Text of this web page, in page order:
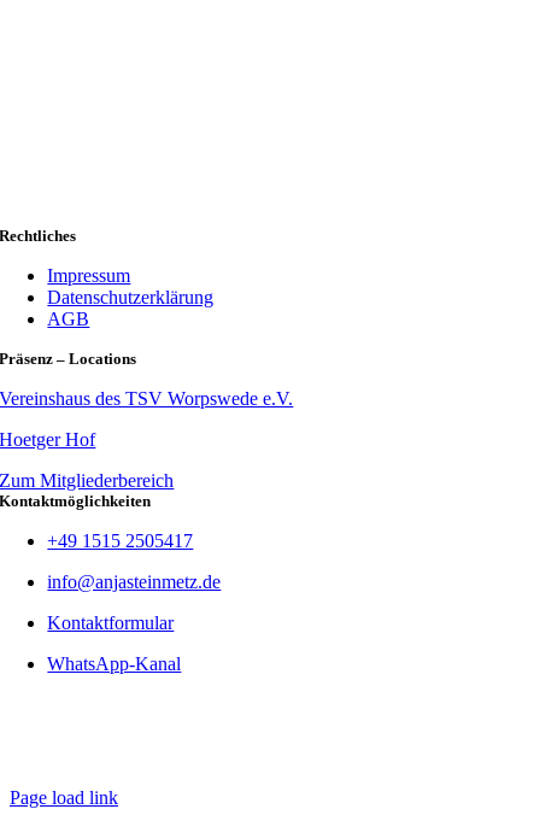
Rechtliches
Impressum
Datenschutzerklärung
AGB
Präsenz – Locations
Vereinshaus des TSV Worpswede e.V.
Hoetger Hof
Zum Mitgliederbereich
Kontaktmöglichkeiten
+49 1515 2505417
info@anjasteinmetz.de
Kontaktformular
WhatsApp-Kanal
Page load link